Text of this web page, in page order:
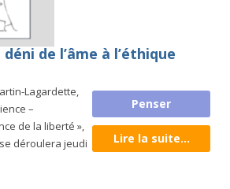
de l’âme à l’éthique
Lagardette,
–
de la liberté »,
déroulera jeudi
Penser
Lire la suite...